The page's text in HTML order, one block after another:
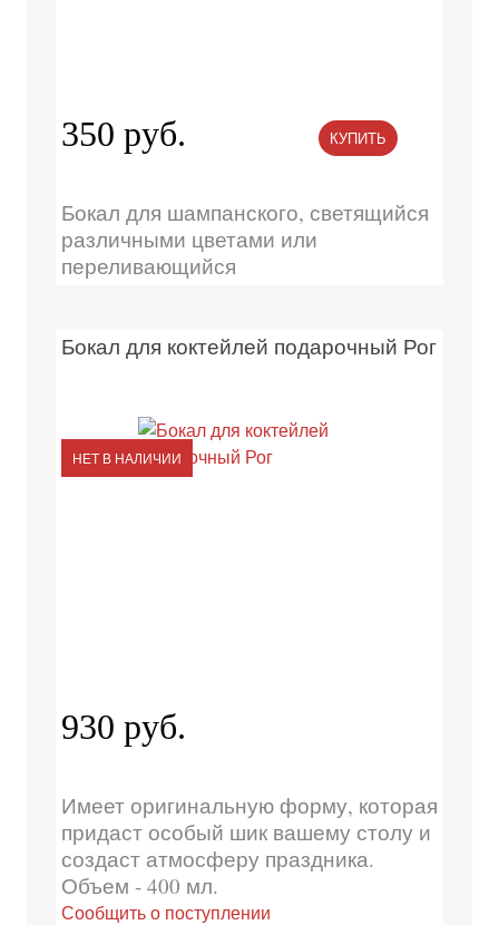
350 руб. КУПИТЬ
Бокал для шампанского, светящийся
различными цветами или
переливающийся
Бокал для коктейлей подарочный Рог
НЕТ В НАЛИЧИИ
930 руб.
Имеет оригинальную форму, которая
придаст особый шик вашему столу и
создаст атмосферу праздника.
Объем - 400 мл.
Сообщить о поступлении